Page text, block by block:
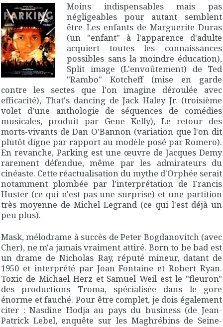
Moins indispensables mais pas
négligeables pour autant semblent
être Les enfantsde Marguerite Duras
(un "enfant" à l'apparence d'adulte
acquiert toutes les connaissances
possibles sans la moindre éducation),
Split image (L'envoûtement) de Ted
"Rambo" Kotcheff (mise en garde
contre les sectes que l'on imagine déroulée avec
efficacité), That's dancingde Jack Haley Jr. (troisième
volet d'une anthologie de séquences de comédies
musicales, produit par Gene Kelly), Le retour des
morts-vivants de Dan O'Bannon (variation que l'on dit
plutôt digne par rapport au modèle posé par Romero).
En revanche, Parking est une œuvre de Jacques Demy
rarement défendue, même par les admirateurs du
cinéaste. Cette réactualisation du mythe d'Orphée serait
notamment plombée par l'interprétation de Francis
Huster (ce qui n'est pas une surprise) et une partition
très moyenne de Michel Legrand (ce qui l'est déjà un
peu plus).
Mask, mélodrame à succès de Peter Bogdanovitch (avec
Cher), ne m'a jamais vraiment attiré. Born to be bad est
un drame de Nicholas Ray, réputé mineur, datant de
1950 et interprété par Joan Fontaine et Robert Ryan.
Toxic de Michael Herz et Samuel Weil est le "fleuron"
des productions Troma, spécialisée dans le gore
énorme et fauché. Pour être complet, je dois également
citer :Nasdine Hodja au pays du business(de Jean-
Patrick Lebel, enquête sur les Maghrébins de Seine-